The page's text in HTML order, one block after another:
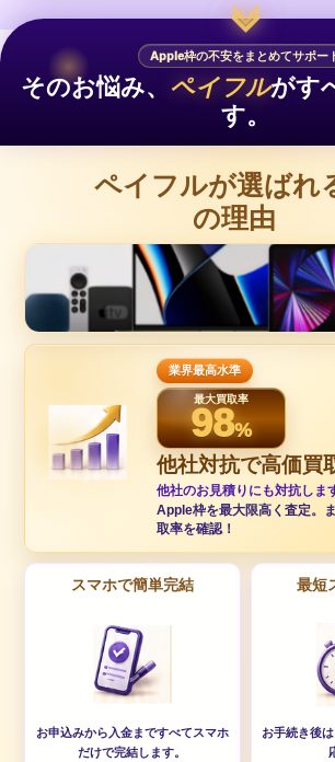
Apple枠の不安をまとめてサポー
そのお悩み、 ペイフルがす
す。
ペイフルが選ばれ
の理由
業界最高水準
最大買取率
98%
他社対抗で高価買
他社のお見積りにも対抗しま
Apple枠を最大限高く査定。
取率を確認！
スマホで簡単完結
お申込みから入金まですべてスマホ
だけで完結します。
最短
お手続き後